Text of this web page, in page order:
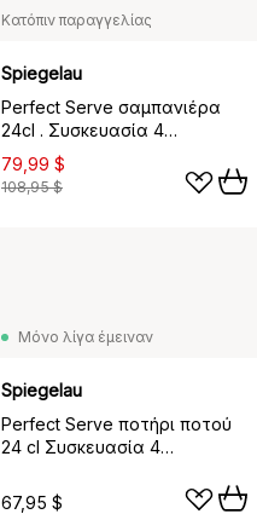
Κατόπιν παραγγελίας
Spiegelau
Perfect Serve σαμπανιέρα
24cl . Συσκευασία 4
τεμαχίων, διαφανές
79,99 $
108,95 $
Μόνο λίγα έμειναν
Spiegelau
Perfect Serve ποτήρι ποτού
24 cl Συσκευασία 4
67,95 $